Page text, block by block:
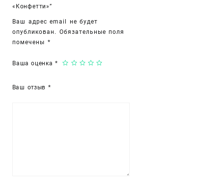
«Конфетти»”
Ваш адрес email не будет
опубликован. Обязательные поля
помечены *
Ваша оценка *
Ваш отзыв *